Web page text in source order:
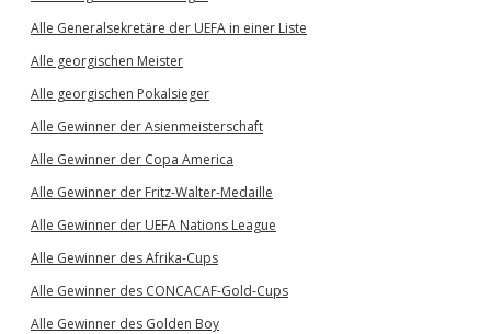
Alle Generalsekretäre der UEFA in einer Liste
Alle georgischen Meister
Alle georgischen Pokalsieger
Alle Gewinner der Asienmeisterschaft
Alle Gewinner der Copa America
Alle Gewinner der Fritz-Walter-Medaille
Alle Gewinner der UEFA Nations League
Alle Gewinner des Afrika-Cups
Alle Gewinner des CONCACAF-Gold-Cups
Alle Gewinner des Golden Boy